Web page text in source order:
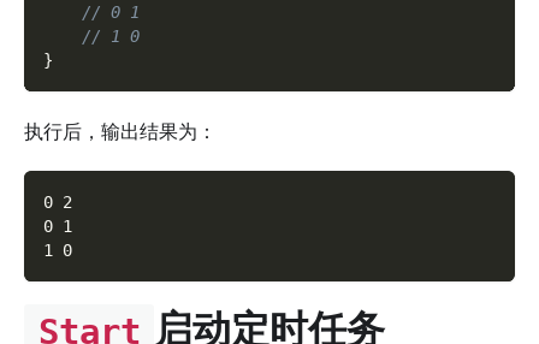
// 0 1
// 1 0
}
执行后，输出结果为：
0 2
0 1
1 0
Start 启动定时任务